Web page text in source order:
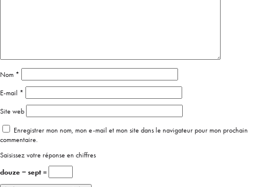
Nom *
E-mail *
Site web
Enregistrer mon nom, mon e-mail et mon site dans le navigateur pour mon prochain
commentaire.
Saisissez votre réponse en chiffres
douze − sept =